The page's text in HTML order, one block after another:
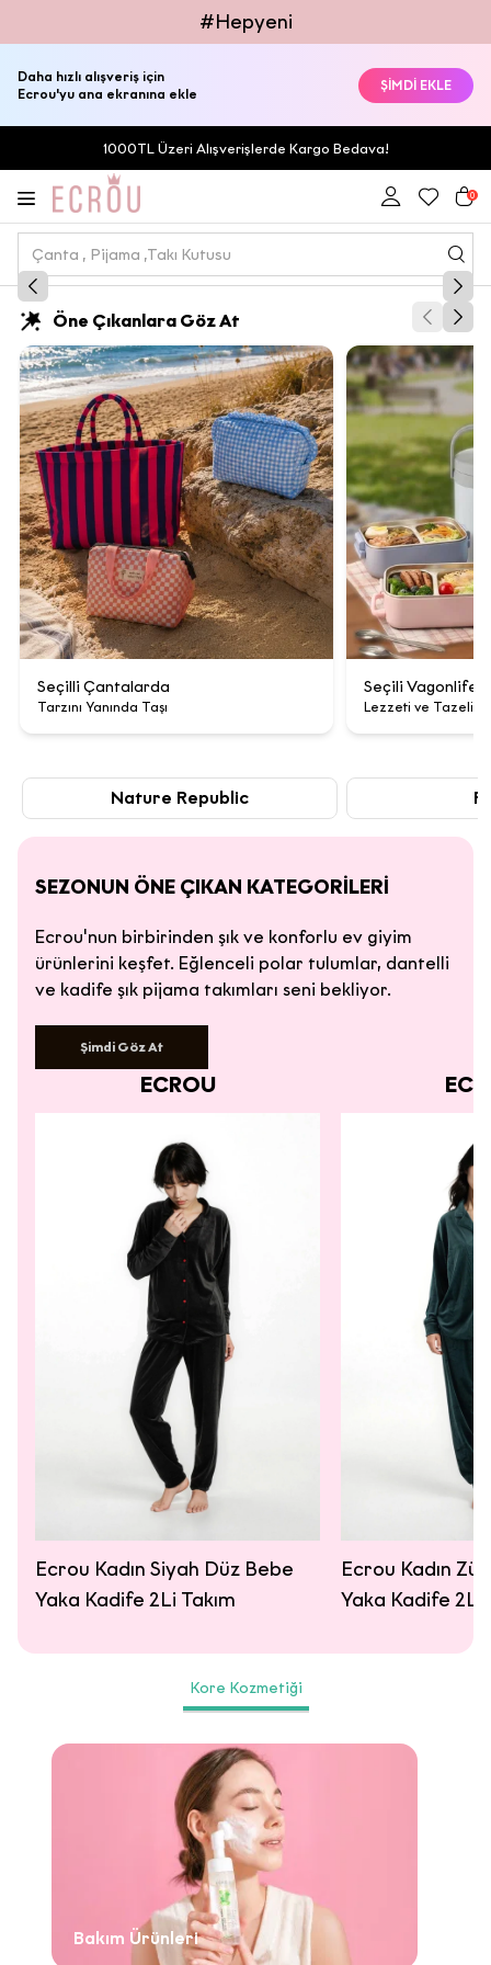
#Hepyeni
Daha hızlı alışveriş için
Ecrou'yu ana ekranına ekle
ŞİMDİ EKLE
1000TL Üzeri Alışverişlerde Kargo Bedava!
0
Öne Çıkanlara Göz At
Seçilli Çantalarda
Tarzını Yanında Taşı
Seçili Vagonlife
Lezzeti ve Tazeliği
Nature Republic
SEZONUN ÖNE ÇIKAN KATEGORİLERİ
Ecrou'nun birbirinden şık ve konforlu ev giyim
ürünlerini keşfet. Eğlenceli polar tulumlar, dantelli
ve kadife şık pijama takımları seni bekliyor.
Şimdi Göz At
ECROU
Ecrou Kadın Siyah Düz Bebe
Yaka Kadife 2Li Takım
Ecrou Kadın
Yaka Kadife 2Li
Kore Kozmetiği
Bakım Ürünleri